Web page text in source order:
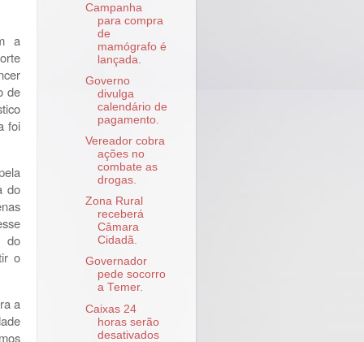
a
de
foi
do
do
o
a
Campanha
para compra
de
mamógrafo é
lançada.
Governo
divulga
calendário de
pagamento.
Vereador cobra
ações no
combate as
drogas.
Zona Rural
receberá
Câmara
Cidadã.
Governador
pede socorro
a Temer.
Caixas 24
horas serão
desativados